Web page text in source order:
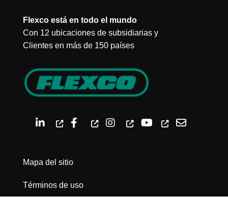
Flexco está en todo el mundo
Con 12 ubicaciones de subsidiarias y
Clientes en más de 150 países
Mapa del sitio
Términos de uso